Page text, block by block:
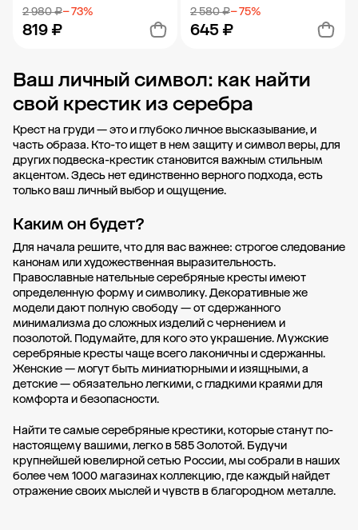
2 980 ₽− 73%
819 ₽
Добавить в корзину
2 580 ₽− 75%
645 ₽
Добавить в корзину
Ваш личный символ: как найти
свой крестик из серебра
Крест на груди — это и глубоко личное высказывание, и
часть образа. Кто-то ищет в нем защиту и символ веры, для
других подвеска-крестик становится важным стильным
акцентом. Здесь нет единственно верного подхода, есть
только ваш личный выбор и ощущение.
Каким он будет?
Для начала решите, что для вас важнее: строгое следование
канонам или художественная выразительность.
Православные нательные серебряные кресты имеют
определенную форму и символику. Декоративные же
модели дают полную свободу — от сдержанного
минимализма до сложных изделий с чернением и
позолотой. Подумайте, для кого это украшение. Мужские
серебряные кресты чаще всего лаконичны и сдержанны.
Женские — могут быть миниатюрными и изящными, а
детские — обязательно легкими, с гладкими краями для
комфорта и безопасности.
Найти те самые серебряные крестики, которые станут по-
настоящему вашими, легко в 585 Золотой. Будучи
крупнейшей ювелирной сетью России, мы собрали в наших
более чем 1000 магазинах коллекцию, где каждый найдет
отражение своих мыслей и чувств в благородном металле.